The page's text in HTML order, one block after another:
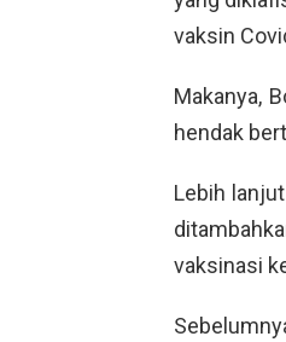
vaksin
Makanya,
hendak
Lebih
vaksinasi